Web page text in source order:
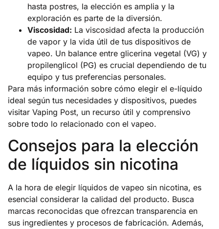
hasta postres, la elección es amplia y la
exploración es parte de la diversión.
Viscosidad: La viscosidad afecta la producción
de vapor y la vida útil de tus dispositivos de
vapeo. Un balance entre glicerina vegetal (VG) y
propilenglicol (PG) es crucial dependiendo de tu
equipo y tus preferencias personales.
Para más información sobre cómo elegir el e-líquido
ideal según tus necesidades y dispositivos, puedes
visitar Vaping Post, un recurso útil y comprensivo
sobre todo lo relacionado con el vapeo.
Consejos para la elección
de líquidos sin nicotina
A la hora de elegir líquidos de vapeo sin nicotina, es
esencial considerar la calidad del producto. Busca
marcas reconocidas que ofrezcan transparencia en
sus ingredientes y procesos de fabricación. Además,